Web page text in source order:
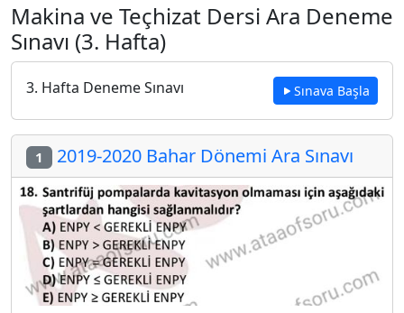
Makina ve Teçhizat Dersi Ara Deneme
Sınavı (3. Hafta)
3. Hafta Deneme Sınavı Sınava Başla
1 2019-2020 Bahar Dönemi Ara Sınavı